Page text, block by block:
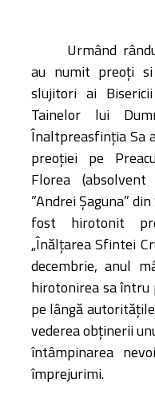
Urmând
au numit preoţi
slujitori ai
Tainelor lui
Înaltpreasfinţia Sa
preoţiei pe
Florea
”Andrei Șaguna”
fost hirotonit
„Înălțarea Sfintei
decembrie, anul
hirotonirea sa întru
pe lângă
vederea obţinerii
întâmpinarea
împrejurimi.